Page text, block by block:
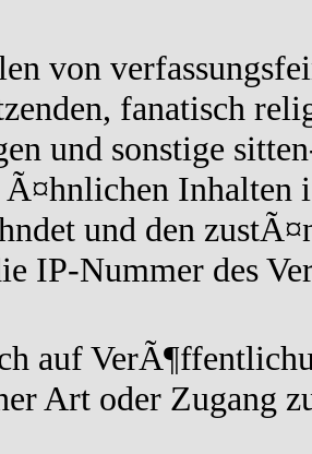
von
fanatisch
und sonstige
Ã¤hnlichen Inhalten
und den
IP-Nummer des
auf
Art oder Zugang